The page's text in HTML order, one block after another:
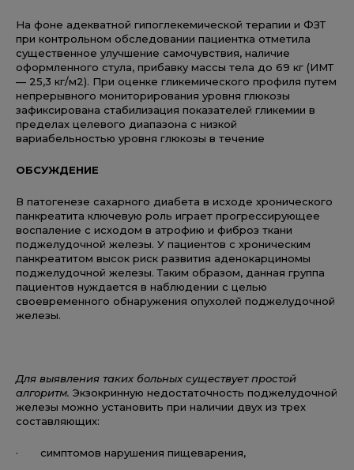
На фоне адекватной гипоглекемической терапии и ФЗТ
при контрольном обследовании пациентка отметила
существенное улучшение самочувствия, наличие
оформленного стула, прибавку массы тела до 69 кг (ИМТ
— 25,3 кг/м2). При оценке гликемического профиля путем
непрерывного мониторирования уровня глюкозы
зафиксирована стабилизация показателей гликемии в
пределах целевого диапазона с низкой
вариабельностью уровня глюкозы в течение
ОБСУЖДЕНИЕ
В патогенезе сахарного диабета в исходе хронического
панкреатита ключевую роль играет прогрессирующее
воспаление с исходом в атрофию и фиброз ткани
поджелудочной железы. У пациентов с хроническим
панкреатитом высок риск развития аденокарциномы
поджелудочной железы. Таким образом, данная группа
пациентов нуждается в наблюдении с целью
своевременного обнаружения опухолей поджелудочной
железы.
Для выявления таких больных существует простой
алгоритм. Экзокринную недостаточность поджелудочной
железы можно установить при наличии двух из трех
составляющих:
· симптомов нарушения пищеварения,